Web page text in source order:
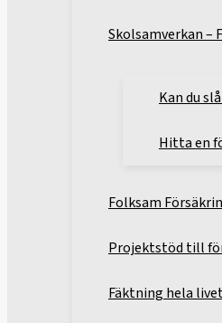
Skolsamverkan –
Kan du
Hitta en
Folksam
Projektstöd till
Fäktning hela